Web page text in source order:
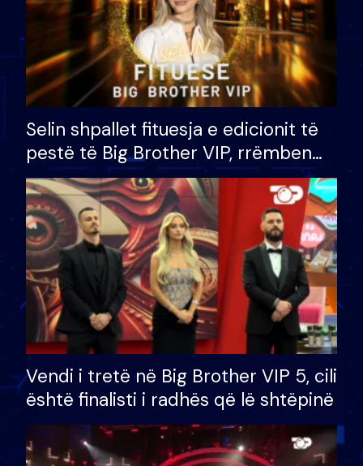
Selin shpallet fituesja e edicionit të
pestë të Big Brother VIP, rrëmben
çmimin e madh prej 100 mijë eurosh
Vendi i tretë në Big Brother VIP 5, cili
është finalisti i radhës që lë shtëpinë